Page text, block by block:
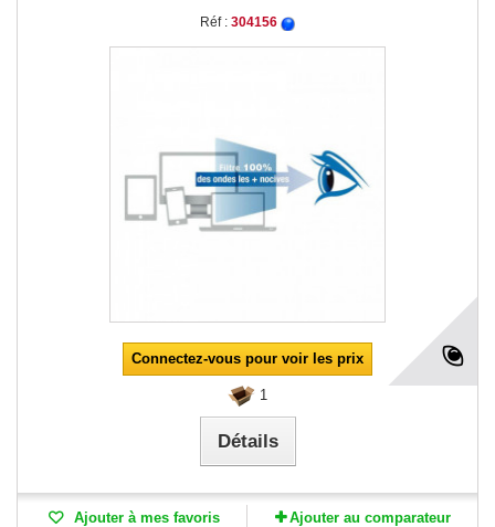
Réf : 304156
Connectez-vous pour voir les prix
1
Détails
Ajouter à mes favoris Ajouter au comparateur